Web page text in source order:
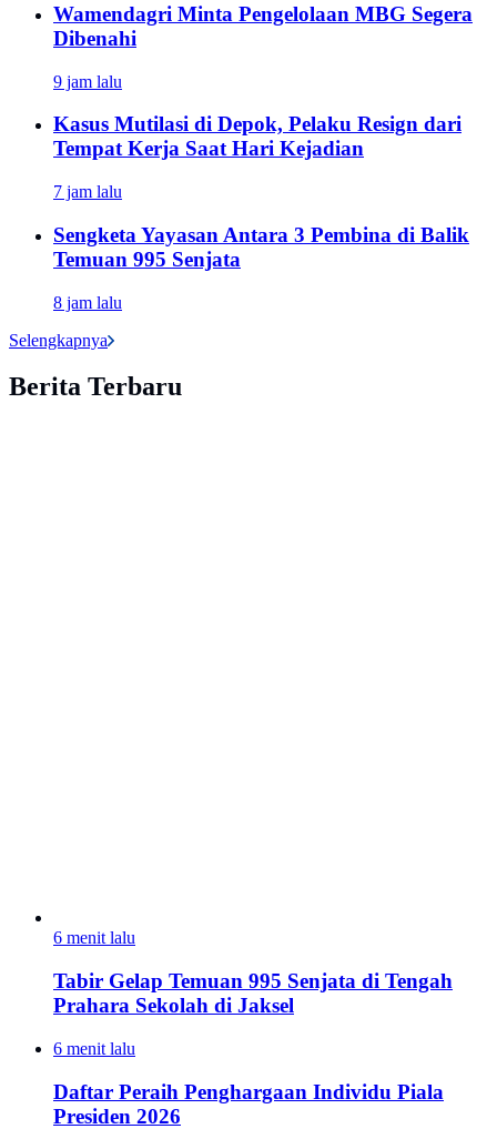
Wamendagri Minta Pengelolaan MBG Segera
Dibenahi
9 jam lalu
Kasus Mutilasi di Depok, Pelaku Resign dari
Tempat Kerja Saat Hari Kejadian
7 jam lalu
Sengketa Yayasan Antara 3 Pembina di Balik
Temuan 995 Senjata
8 jam lalu
Selengkapnya
Berita Terbaru
6 menit lalu
Tabir Gelap Temuan 995 Senjata di Tengah
Prahara Sekolah di Jaksel
6 menit lalu
Daftar Peraih Penghargaan Individu Piala
Presiden 2026